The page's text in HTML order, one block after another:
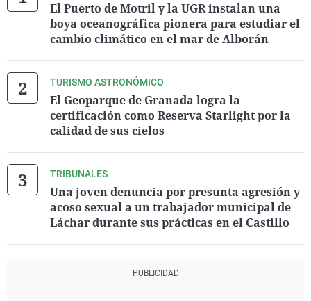
El Puerto de Motril y la UGR instalan una
boya oceanográfica pionera para estudiar el
cambio climático en el mar de Alborán
TURISMO ASTRONÓMICO
El Geoparque de Granada logra la
certificación como Reserva Starlight por la
calidad de sus cielos
TRIBUNALES
Una joven denuncia por presunta agresión y
acoso sexual a un trabajador municipal de
Láchar durante sus prácticas en el Castillo